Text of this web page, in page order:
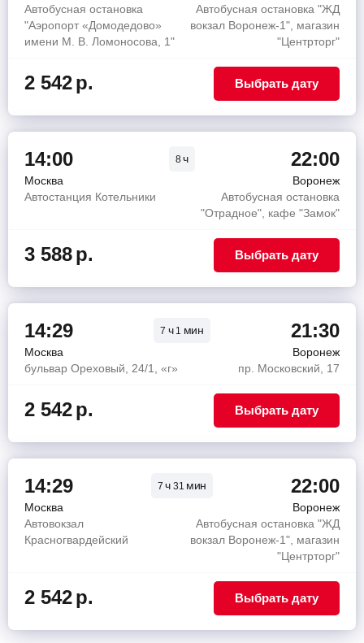
Автобусная остановка
"Аэропорт «Домодедово»
имени М. В. Ломоносова, 1"
Автобусная остановка "ЖД
вокзал Воронеж-1", магазин
"Центрторг"
2 542р. Выбрать дату
14:00 8ч 22:00
Москва
Воронеж
Автостанция Котельники
Автобусная остановка
"Отрадное", кафе "Замок"
3 588р. Выбрать дату
14:29 7 ч1 мин 21:30
Москва
Воронеж
бульвар Ореховый, 24/1, «г»
пр. Московский, 17
2 542р. Выбрать дату
14:29 7ч 31 мин 22:00
Москва
Воронеж
Автовокзал
Красногвардейский
Автобусная остановка "ЖД
вокзал Воронеж-1", магазин
"Центрторг"
2 542р. Выбрать дату